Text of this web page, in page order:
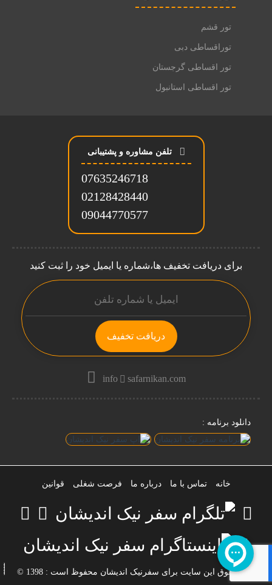
تور قشم
توراقساطی دبی
تور اقساطی گرجستان
تور اقساطی استانبول
تلفن مشاوره و پشتیبانی
07635246718
02128428440
09044770577
برای دریافت تخفیف ها،شماره یا ایمیل خود را ثبت کنید
دریافت تخفیف
info safarnikan.com
دانلود برنامه :
خانه تماس با ما درباره ما فرصت شغلی قوانین
تمام حقوق این سایت برای سفرنیک اندیشان محفوظ است : 1398 ©